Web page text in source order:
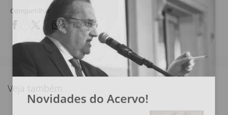
Compartilhar
Veja também
Novidades do Acervo!